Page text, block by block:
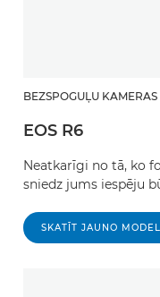
BEZSPOGUĻU KAMERAS
EOS R6
Neatkarīgi no tā, ko
sniedz jums iespēju
SKATĪT JAUNO